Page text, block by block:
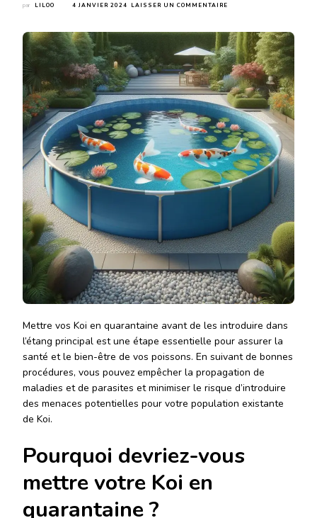
par LILOO 4 JANVIER 2024 LAISSER UN COMMENTAIRE
CARPES
KOÏ
EN
QUARANTAINE
AVANT
LEUR
INTRODUCTION
DANS
L’ÉTANG
PRINCIPAL
:
L’IMPORTANCE
DE
BONNES
PROCÉDURES
Mettre vos Koi en quarantaine avant de les introduire dans
l’étang principal est une étape essentielle pour assurer la
santé et le bien-être de vos poissons. En suivant de bonnes
procédures, vous pouvez empêcher la propagation de
maladies et de parasites et minimiser le risque d’introduire
des menaces potentielles pour votre population existante
de Koi.
Pourquoi devriez-vous
mettre votre Koi en
quarantaine ?